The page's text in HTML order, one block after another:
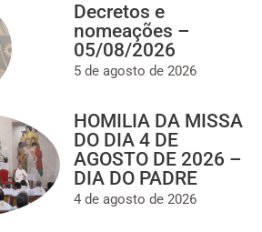
Decretos e
nomeações –
05/08/2026
5 de agosto de 2026
HOMILIA DA MISSA
DO DIA 4 DE
AGOSTO DE 2026 –
DIA DO PADRE
4 de agosto de 2026